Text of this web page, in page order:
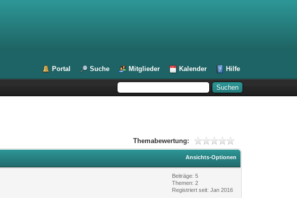
Portal Suche Mitglieder Kalender Hilfe
Themabewertung:
Ansichts-Optionen
Beiträge: 5
Themen: 2
Registriert seit: Jan 2016